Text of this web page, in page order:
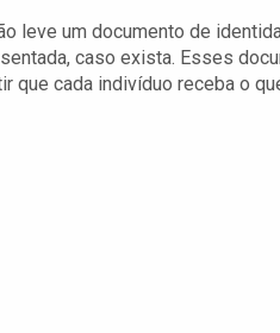
leve um documento de
caso exista. Esses
que cada indivíduo receba o